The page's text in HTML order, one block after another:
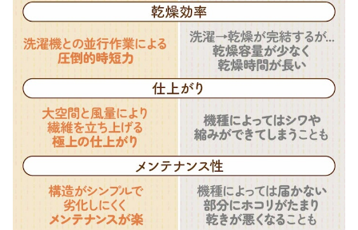
衣類乾燥機の売れ筋ランキングもチェック！